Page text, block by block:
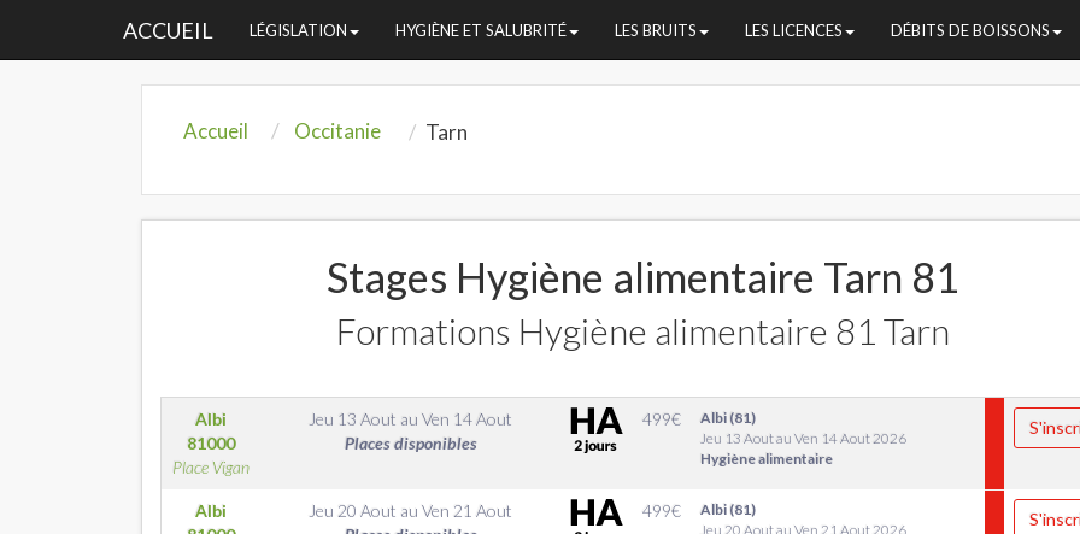
ACCUEIL LÉGISLATION HYGIÈNE ET SALUBRITÉ LES BRUITS LES LICENCES DÉBITS DE BOISSONS
Accueil Occitanie Tarn
Stages Hygiène alimentaire Tarn 81
Formations Hygiène alimentaire 81 Tarn
Albi
81000
Place Vigan
Jeu 13 Aout auVen 14 Aout
Places disponibles
499€
Albi (81)
Jeu 13 Aout au Ven 14 Aout 2026
Hygiène alimentaire
Albi
Jeu 20 Aout auVen 21 Aout
499€
Albi (81)
Jeu 20 Aout au Ven 21 Aout 2026